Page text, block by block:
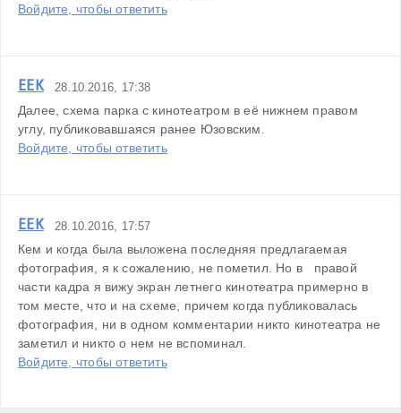
Войдите, чтобы ответить
ЕЕК 28.10.2016, 17:38
Далее, схема парка с кинотеатром в её нижнем правом
углу, публиковавшаяся ранее Юзовским.
Войдите, чтобы ответить
ЕЕК 28.10.2016, 17:57
Кем и когда была выложена последняя предлагаемая
фотография, я к сожалению, не пометил. Но в   правой
части кадра я вижу экран летнего кинотеатра примерно в
том месте, что и на схеме, причем когда публиковалась
фотография, ни в одном комментарии никто кинотеатра не
заметил и никто о нем не вспоминал.
Войдите, чтобы ответить